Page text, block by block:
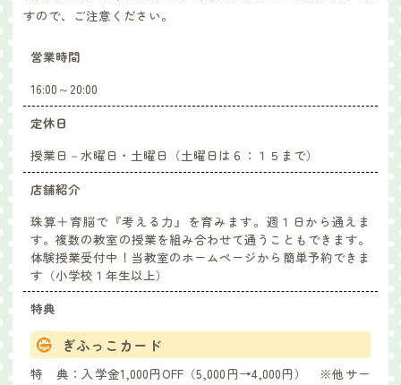
すので、ご注意ください。
営業時間
16:00～20:00
定休日
授業日－水曜日・土曜日（土曜日は６：１５まで）
店舗紹介
珠算＋育脳で『考える力』を育みます。週１日から通えま
す。複数の教室の授業を組み合わせて通うこともできます。
体験授業受付中！当教室のホームページから簡単予約できま
す（小学校１年生以上）
特典
ぎふっこカード
特 典：入学金1,000円OFF（5,000円→4,000円） ※他サー